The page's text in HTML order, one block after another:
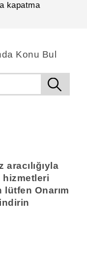
kapatma
Konu Bul
aracılığıyla
hizmetleri
lütfen Onarım